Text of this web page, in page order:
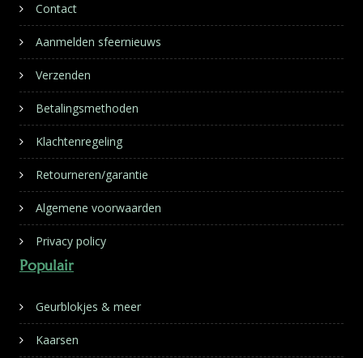
Contact
Aanmelden sfeernieuws
Verzenden
Betalingsmethoden
Klachtenregeling
Retourneren/garantie
Algemene voorwaarden
Privacy policy
Populair
Geurblokjes & meer
Kaarsen